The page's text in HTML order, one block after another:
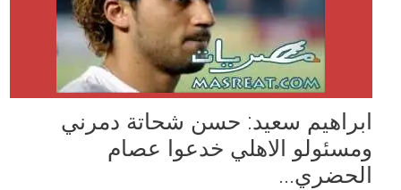
ابراهيم سعيد: حسن شحاتة دمرني
ومسئولو الاهلي خدعوا عصام
الحضري...